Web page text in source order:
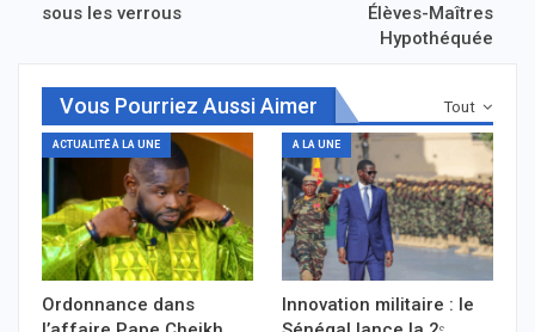
sous les verrous
Élèves-Maîtres
Hypothéquée
Tout
Vous Pourriez Aussi Aimer
ACTUALITÉ À LA UNE
Ordonnance dans
A LA UNE
Innovation militaire : le